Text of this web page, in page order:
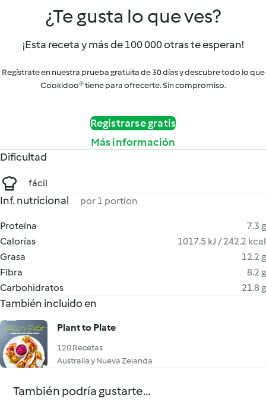
¿Te gusta lo que ves?
¡Esta receta y más de 100 000 otras te esperan!
Regístrate en nuestra prueba gratuita de 30 días y descubre todo lo que
Cookidoo® tiene para ofrecerte. Sin compromiso.
Registrarse gratis
Más información
Dificultad
fácil
Inf. nutricional por 1 portion
Proteína
7.3 g
Calorías
1017.5 kJ / 242.2 kcal
Grasa
12.2 g
Fibra
8.2 g
Carbohidratos
21.8 g
También incluido en
Plant to Plate
120 Recetas
Australia y Nueva Zelanda
También podría gustarte...